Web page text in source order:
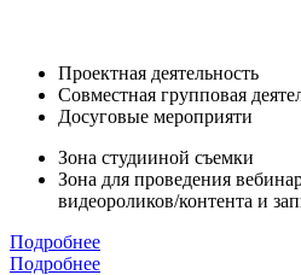
Проектная деятельность
Совместная групповая
Досуговые мероприяти
Зона студииной съемки
Зона для проведения
видеороликов/контента и
Подробнее
Подробнее